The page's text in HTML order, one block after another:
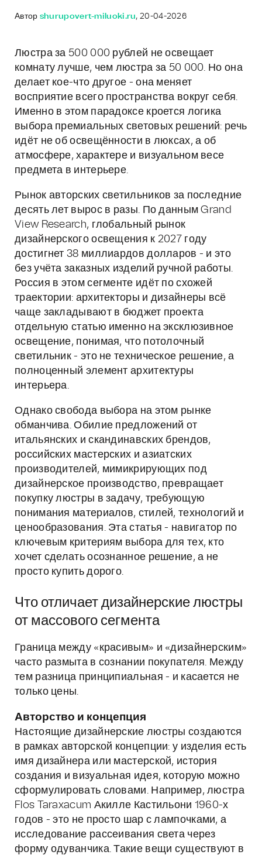
Автор shurupovert-miluoki.ru, 20-04-2026
Люстра за 500 000 рублей не освещает
комнату лучше, чем люстра за 50 000. Но она
делает кое-что другое - она меняет
восприятие всего пространства вокруг себя.
Именно в этом парадоксе кроется логика
выбора премиальных световых решений: речь
идёт не об освещённости в люксах, а об
атмосфере, характере и визуальном весе
предмета в интерьере.
Рынок авторских светильников за последние
десять лет вырос в разы. По данным Grand
View Research, глобальный рынок
дизайнерского освещения к 2027 году
достигнет 38 миллиардов долларов - и это
без учёта заказных изделий ручной работы.
Россия в этом сегменте идёт по схожей
траектории: архитекторы и дизайнеры всё
чаще закладывают в бюджет проекта
отдельную статью именно на эксклюзивное
освещение, понимая, что потолочный
светильник - это не техническое решение, а
полноценный элемент архитектуры
интерьера.
Однако свобода выбора на этом рынке
обманчива. Обилие предложений от
итальянских и скандинавских брендов,
российских мастерских и азиатских
производителей, мимикрирующих под
дизайнерское производство, превращает
покупку люстры в задачу, требующую
понимания материалов, стилей, технологий и
ценообразования. Эта статья - навигатор по
ключевым критериям выбора для тех, кто
хочет сделать осознанное решение, а не
просто купить дорого.
Что отличает дизайнерские люстры
от массового сегмента
Граница между «красивым» и «дизайнерским»
часто размыта в сознании покупателя. Между
тем разница принципиальная - и касается не
только цены.
Авторство и концепция
Настоящие дизайнерские люстры создаются
в рамках авторской концепции: у изделия есть
имя дизайнера или мастерской, история
создания и визуальная идея, которую можно
сформулировать словами. Например, люстра
Flos Taraxacum Акилле Кастильони 1960-х
годов - это не просто шар с лампочками, а
исследование рассеивания света через
форму одуванчика. Такие вещи существуют в